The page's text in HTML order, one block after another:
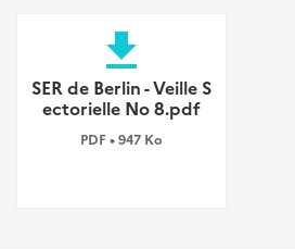
file_download
SER de Berlin - Veille S
ectorielle No 8.pdf
PDF • 947 Ko